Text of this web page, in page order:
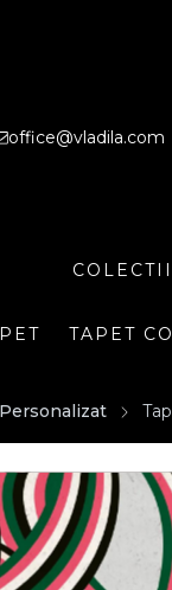
office@vladila.com
COLECTII
TAPET